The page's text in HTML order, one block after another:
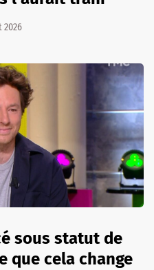
2026
sous statut de
que cela change